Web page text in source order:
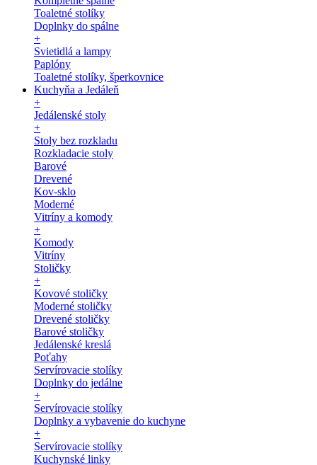
Toaletné stolíky
Doplnky do spálne
+
Svietidlá a lampy
Paplóny
Toaletné stolíky, šperkovnice
Kuchyňa a Jedáleň
+
Jedálenské stoly
+
Stoly bez rozkladu
Rozkladacie stoly
Barové
Drevené
Kov-sklo
Moderné
Vitríny a komody
+
Komody
Vitríny
Stoličky
+
Kovové stoličky
Moderné stoličky
Drevené stoličky
Barové stoličky
Jedálenské kreslá
Poťahy
Servírovacie stolíky
Doplnky do jedálne
+
Servírovacie stolíky
Doplnky a vybavenie do kuchyne
+
Servírovacie stolíky
Kuchynské linky